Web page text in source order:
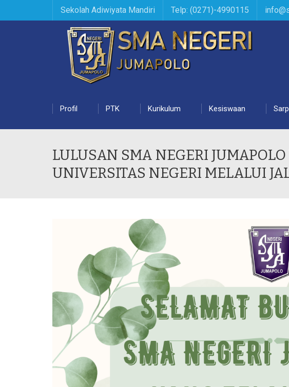
Sekolah Adiwiyata Mandiri Telp: (0271)-4990115
Profil PTK Kurikulum Kesiswaan
LULUSAN SMA NEGERI
UNIVERSITAS NEGERI MELALUI